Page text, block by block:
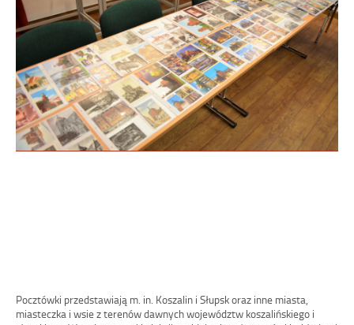
Pocztówki przedstawiają m. in. Koszalin i Słupsk oraz inne miasta,
miasteczka i wsie z terenów dawnych województw koszalińskiego i